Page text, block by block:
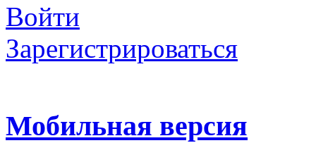
Войти
Зарегистрироваться
Мобильная версия